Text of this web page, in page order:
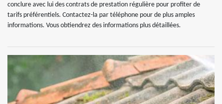
conclure avec lui des contrats de prestation régulière pour profiter de
tarifs préférentiels. Contactez-la par téléphone pour de plus amples
informations. Vous obtiendrez des informations plus détaillées.